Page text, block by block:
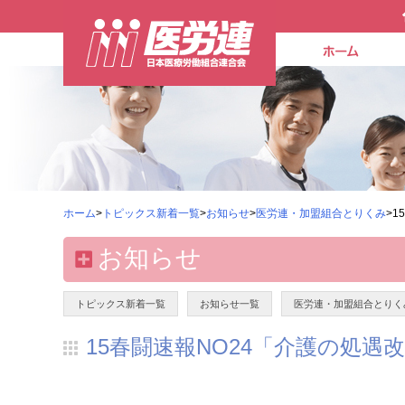
ホーム> トピックス新着一覧>お知らせ>医労連・加盟組合とりくみ
お知らせ
トピックス新着一覧 お知らせ一覧 医労連・加盟組合とり
15春闘速報NO24「介護の処遇